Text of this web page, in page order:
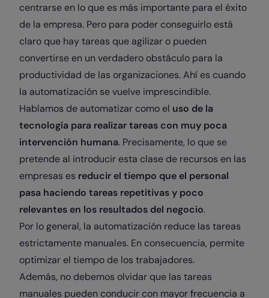
centrarse en lo que es más importante para el éxito
de la empresa. Pero para poder conseguirlo está
claro que hay tareas que agilizar o pueden
convertirse en un verdadero obstáculo para la
productividad de las organizaciones. Ahí es cuando
la automatización se vuelve imprescindible.
Hablamos de automatizar como el uso de la
tecnología para realizar tareas con muy poca
intervención humana. Precisamente, lo que se
pretende al introducir esta clase de recursos en las
empresas es reducir el tiempo que el personal
pasa haciendo tareas repetitivas y poco
relevantes en los resultados del negocio.
Por lo general, la automatización reduce las tareas
estrictamente manuales. En consecuencia, permite
optimizar el tiempo de los trabajadores.
Además, no debemos olvidar que las tareas
manuales pueden conducir con mayor frecuencia a